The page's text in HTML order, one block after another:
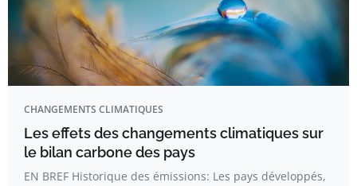
CHANGEMENTS CLIMATIQUES
Les effets des changements climatiques sur
le bilan carbone des pays
EN BREF Historique des émissions: Les pays développés,